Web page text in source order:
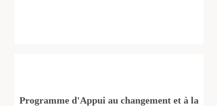
Programme d'Appui au changement et à la